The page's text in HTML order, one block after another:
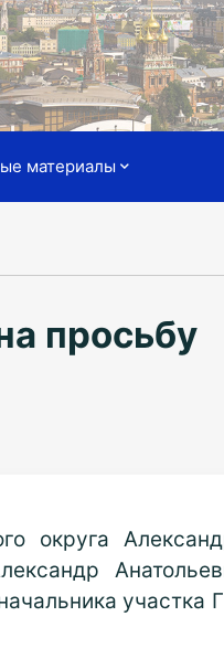
материалы
просьбу
округа
участка